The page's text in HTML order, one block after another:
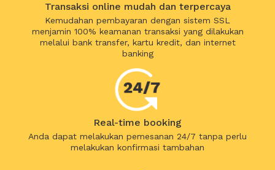
Transaksi online mudah dan terpercaya
Kemudahan pembayaran dengan sistem SSL
menjamin 100% keamanan transaksi yang dilakukan
melalui bank transfer, kartu kredit, dan internet
banking
Real-time booking
Anda dapat melakukan pemesanan 24/7 tanpa perlu
melakukan konfirmasi tambahan